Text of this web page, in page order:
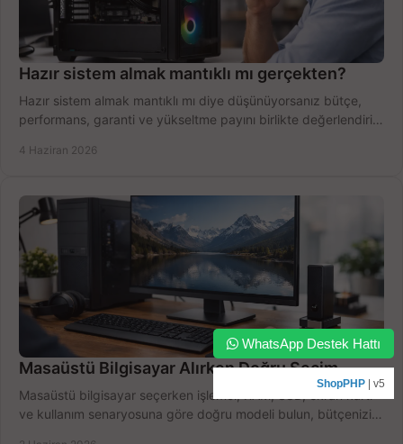
Hazır sistem almak mantıklı mı gerçekten?
Hazır sistem almak mantıklı mı diye düşünüyorsanız bütçe,
performans, garanti ve yükseltme payını birlikte değerlendirin,
4 Haziran 2026
Masaüstü Bilgisayar Alırken Doğru Seçim
Masaüstü bilgisayar seçerken işlemci, RAM, SSD, ekran kartı
ve kullanım senaryosuna göre doğru modeli bulun, bütçenizi
WhatsApp Destek Hattı
ShopPHP | v5